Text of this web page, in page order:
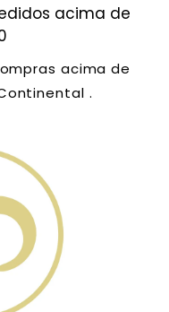
acima de
acima de
.